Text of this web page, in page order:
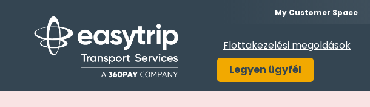
My Customer Space
Flottakezelési megoldások
Legyen ügyfél